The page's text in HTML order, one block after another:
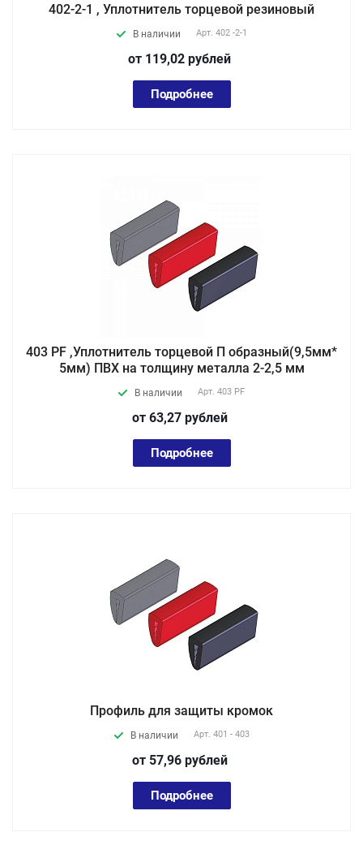
402-2-1 , Уплотнитель торцевой резиновый
В наличии Арт. 402 -2-1
от 119,02 рублей
Подробнее
403 PF ,Уплотнитель торцевой П образный(9,5мм*
5мм) ПВХ на толщину металла 2-2,5 мм
В наличии Арт. 403 PF
от 63,27 рублей
Подробнее
Профиль для защиты кромок
В наличии Арт. 401 - 403
от 57,96 рублей
Подробнее